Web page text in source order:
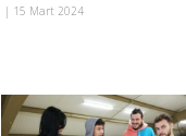
| 15 Mart 2024